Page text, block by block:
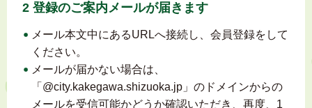
2 登録のご案内メールが届きます
メール本文中にあるURLへ接続し、会員登録をして
ください。
メールが届かない場合は、
「@city.kakegawa.shizuoka.jp」のドメインからの
メールを受信可能かどうか確認いただき、再度、1